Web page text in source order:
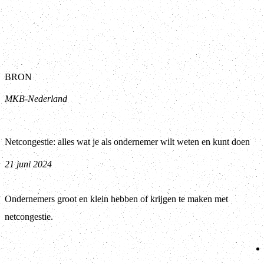
BRON
MKB-Nederland
Netcongestie: alles wat je als ondernemer wilt weten en kunt doen
21 juni 2024
Ondernemers groot en klein hebben of krijgen te maken met
netcongestie.